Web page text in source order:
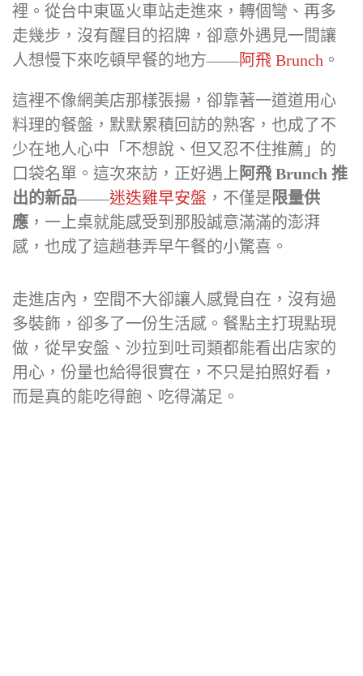
裡。從台中東區火車站走進來，轉個彎、再多
走幾步，沒有醒目的招牌，卻意外遇見一間讓
人想慢下來吃頓早餐的地方——阿飛 Brunch 。
這裡不像網美店那樣張揚，卻靠著一道道用心
料理的餐盤，默默累積回訪的熟客，也成了不
少在地人心中「不想說、但又忍不住推薦」的
口袋名單。這次來訪，正好遇上 阿飛 Brunch 推
出的新品——迷迭雞早安盤 ，不僅是 限量供
應 ，一上桌就能感受到那股誠意滿滿的澎湃
感，也成了這趟巷弄早午餐的小驚喜。
走進店內，空間不大卻讓人感覺自在，沒有過
多裝飾，卻多了一份生活感。餐點主打現點現
做，從早安盤、沙拉到吐司類都能看出店家的
用心，份量也給得很實在，不只是拍照好看，
而是真的能吃得飽、吃得滿足。